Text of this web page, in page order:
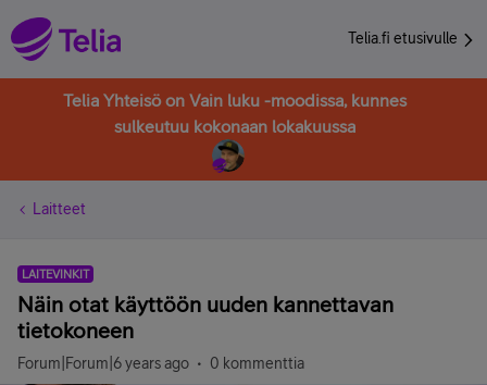
Telia.fi etusivulle
Telia Yhteisö on Vain luku -moodissa, kunnes
sulkeutuu kokonaan lokakuussa
Laitteet
LAITEVINKIT
Näin otat käyttöön uuden kannettavan
tietokoneen
Forum|Forum|6 years ago 0 kommenttia